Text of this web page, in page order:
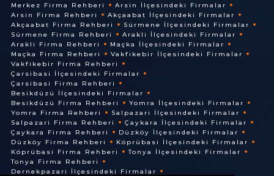
Merkez Firma Rehberi
Arsin İlçesindeki Firmalar
Arsin Firma Rehberi
Akçaabat İlçesindeki Firmalar
Akçaabat Firma Rehberi
Sürmene İlçesindeki Firmalar
Sürmene Firma Rehberi
Arakli İlçesindeki Firmalar
Arakli Firma Rehberi
Maçka İlçesindeki Firmalar
Maçka Firma Rehberi
Vakfikebir İlçesindeki Firmalar
Vakfikebir Firma Rehberi
Çarsibasi İlçesindeki Firmalar
Çarsibasi Firma Rehberi
Besikdüzü İlçesindeki Firmalar
Besikdüzü Firma Rehberi
Yomra İlçesindeki Firmalar
Yomra Firma Rehberi
Salpazari İlçesindeki Firmalar
Salpazari Firma Rehberi
Çaykara İlçesindeki Firmalar
Çaykara Firma Rehberi
Düzköy İlçesindeki Firmalar
Düzköy Firma Rehberi
Köprübasi İlçesindeki Firmalar
Köprübasi Firma Rehberi
Tonya İlçesindeki Firmalar
Tonya Firma Rehberi
Dernekpazari İlçesindeki Firmalar